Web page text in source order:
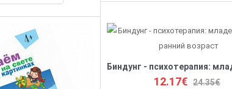
12.17€ 24.35€